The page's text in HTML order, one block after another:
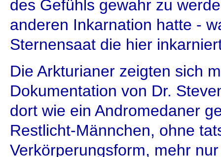
des Gefühls gewahr zu
anderen Inkarnation hatte -
Sternensaat die hier
Die Arkturianer zeigten sich
Dokumentation von Dr.
dort wie ein Andromedaner
Restlicht-Männchen, ohne
Verkörperungsform, mehr